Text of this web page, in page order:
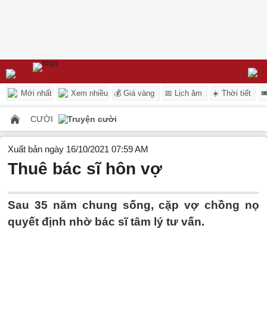
Mới nhất Xem nhiều 💰 Giá vàng 📅 Lịch âm ☀️ Thời tiết
CƯỜI Truyện cười
Xuất bản ngày 16/10/2021 07:59 AM
Thuê bác sĩ hôn vợ
Sau 35 năm chung sống, cặp vợ chồng nọ
quyết định nhờ bác sĩ tâm lý tư vấn.